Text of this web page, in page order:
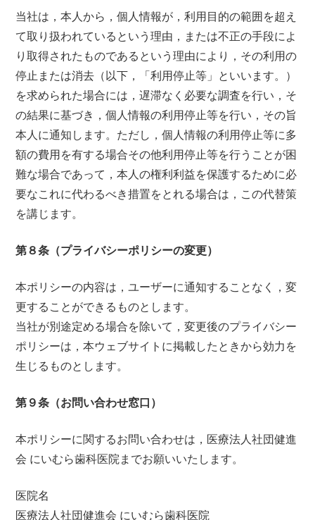
当社は，本人から，個人情報が，利用目的の範囲を超え
て取り扱われているという理由，または不正の手段によ
り取得されたものであるという理由により，その利用の
停止または消去（以下，「利用停止等」といいます。）
を求められた場合には，遅滞なく必要な調査を行い，そ
の結果に基づき，個人情報の利用停止等を行い，その旨
本人に通知します。ただし，個人情報の利用停止等に多
額の費用を有する場合その他利用停止等を行うことが困
難な場合であって，本人の権利利益を保護するために必
要なこれに代わるべき措置をとれる場合は，この代替策
を講じます。
第８条（プライバシーポリシーの変更）
本ポリシーの内容は，ユーザーに通知することなく，変
更することができるものとします。
当社が別途定める場合を除いて，変更後のプライバシー
ポリシーは，本ウェブサイトに掲載したときから効力を
生じるものとします。
第９条（お問い合わせ窓口）
本ポリシーに関するお問い合わせは，医療法人社団健進
会 にいむら歯科医院までお願いいたします。
医院名
医療法人社団健進会 にいむら歯科医院